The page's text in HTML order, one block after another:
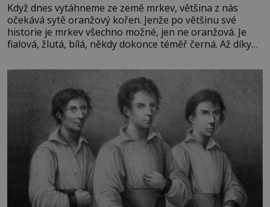
Když dnes vytáhneme ze země mrkev, většina z nás
očekává sytě oranžový kořen. Jenže po většinu své
historie je mrkev všechno možné, jen ne oranžová. Je
fialová, žlutá, bílá, někdy dokonce téměř černá. Až díky
bez které si českou zahradu ani nedokážeme představit.